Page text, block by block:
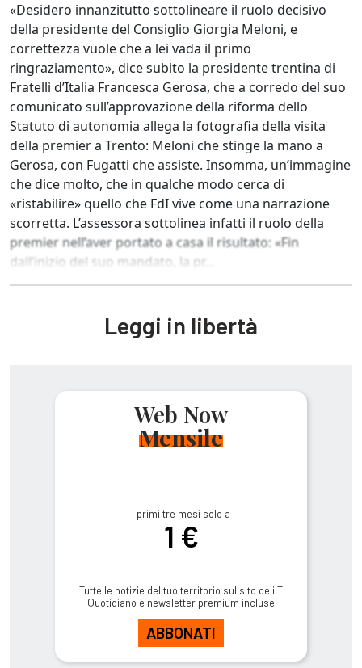
«Desidero innanzitutto sottolineare il ruolo decisivo
della presidente del Consiglio Giorgia Meloni, e
correttezza vuole che a lei vada il primo
ringraziamento», dice subito la presidente trentina di
Fratelli d’Italia Francesca Gerosa, che a corredo del suo
comunicato sull’approvazione della riforma dello
Statuto di autonomia allega la fotografia della visita
della premier a Trento: Meloni che stinge la mano a
Gerosa, con Fugatti che assiste. Insomma, un’immagine
che dice molto, che in qualche modo cerca di
«ristabilire» quello che FdI vive come una narrazione
scorretta. L’assessora sottolinea infatti il ruolo della
premier nell’aver portato a casa il risultato: «Fin
dall’inizio del suo mandato, la pr...
Leggi in libertà
Web Now
Mensile
I primi tre mesi solo a
1 €
Tutte le notizie del tuo territorio sul sito de ilT
Quotidiano e newsletter premium incluse
ABBONATI